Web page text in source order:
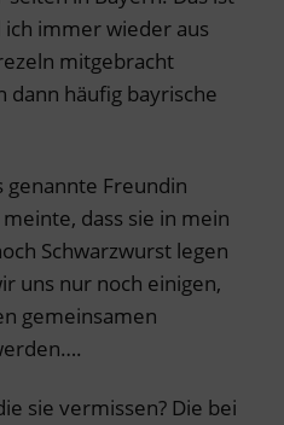
immer wieder aus
mitgebracht
dann häufig bayrische
genannte Freundin
dass sie in mein
Schwarzwurst legen
uns nur noch einigen,
gemeinsamen
sie vermissen? Die bei